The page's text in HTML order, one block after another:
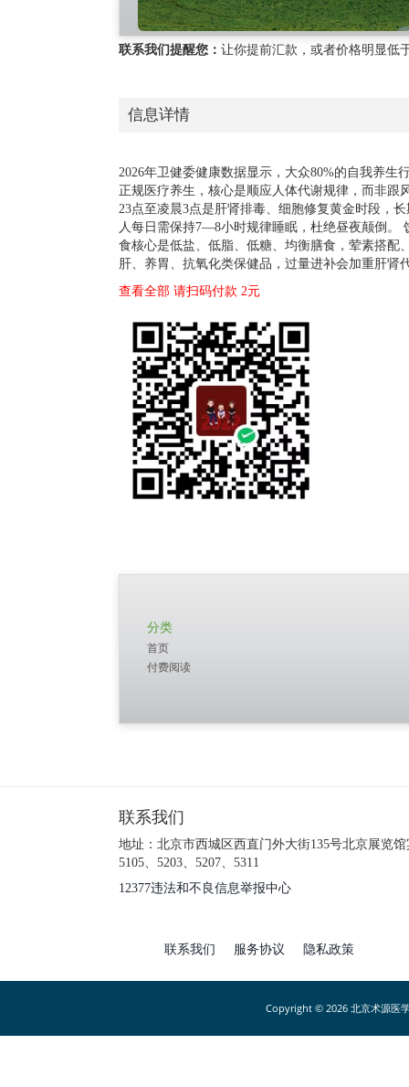
联系我们提醒您： 让你提前汇款，或者价格明显低
信息详情
2026年卫健委健康数据显示，大众80%的自我养
正规医疗养生，核心是顺应人体代谢规律，而非跟
23点至凌晨3点是肝肾排毒、细胞修复黄金时段，
人每日需保持7—8小时规律睡眠，杜绝昼夜颠倒。
食核心是低盐、低脂、低糖、均衡膳食，荤素搭配
肝、养胃、抗氧化类保健品，过量进补会加重肝肾
查看全部 请扫码付款 2元
分类
首页
付费阅读
联系我们
地址：北京市西城区西直门外大街135号北京展览馆
5105、5203、5207、5311
12377违法和不良信息举报中心
联系我们 服务协议 隐私政策
Copyright © 2026 北京术源医